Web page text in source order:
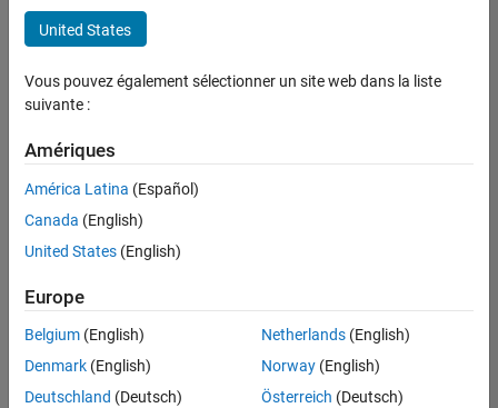
FILTRER PAR
Programme destiné aux nouvelles carrières (EDG)
Support avancé
Globalisation
Ingénierie des versions
Rédaction technique
Applications et services web
Enregistrer
sélectionnées
Les
descriptions
United States
Vous pouvez également sélectionner un site web dans la liste
suivante :
Amériques
América Latina (Español)
Canada (English)
United States (English)
Europe
Belgium (English)
Denmark (English)
Deutschland (Deutsch)
Netherlands(English)
Norway(English)
Österreich (Deutsch)